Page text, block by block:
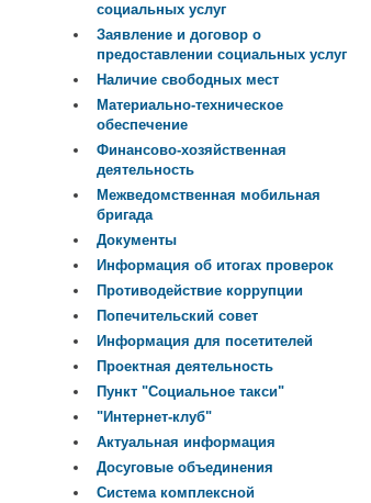
социальных услуг
Заявление и договор о
предоставлении социальных услуг
Наличие свободных мест
Материально-техническое
обеспечение
Финансово-хозяйственная
деятельность
Межведомственная мобильная
бригада
Документы
Информация об итогах проверок
Противодействие коррупции
Попечительский совет
Информация для посетителей
Проектная деятельность
Пункт "Социальное такси"
"Интернет-клуб"
Актуальная информация
Досуговые объединения
Система комплексной